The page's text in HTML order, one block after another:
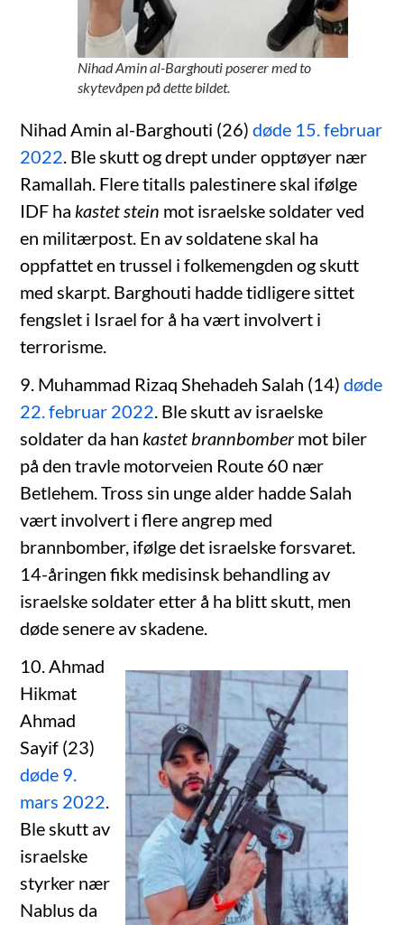
Nihad Amin al-Barghouti poserer med to
skytevåpen på dette bildet.
Nihad Amin al-Barghouti (26)døde 15. februar
2022. Ble skutt og drept under opptøyer nær
Ramallah. Flere titalls palestinere skal ifølge
IDF ha kastet stein mot israelske soldater ved
en militærpost. En av soldatene skal ha
oppfattet en trussel i folkemengden og skutt
med skarpt. Barghouti hadde tidligere sittet
fengslet i Israel for å ha vært involvert i
terrorisme.
9. Muhammad Rizaq Shehadeh Salah (14)døde
22. februar 2022. Ble skutt av israelske
soldater da han kastet brannbombermot biler
på den travle motorveien Route 60 nær
Betlehem. Tross sin unge alder hadde Salah
vært involvert i flere angrep med
brannbomber, ifølge det israelske forsvaret.
14-åringen fikk medisinsk behandling av
israelske soldater etter å ha blitt skutt, men
døde senere av skadene.
10. Ahmad
Hikmat
Ahmad
Sayif (23)
døde 9.
mars 2022.
Ble skutt av
israelske
styrker nær
Nablus da